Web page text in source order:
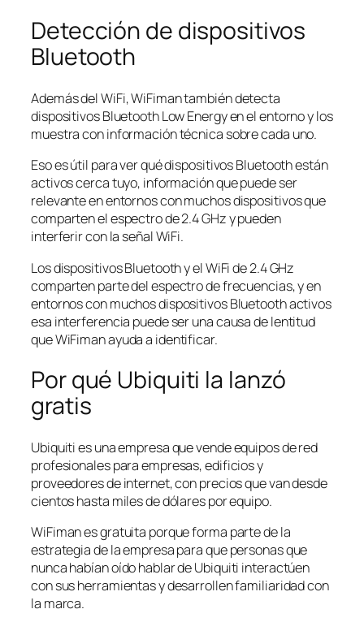
Detección de dispositivos
Bluetooth
Además del WiFi, WiFiman también detecta
dispositivos Bluetooth Low Energy en el entorno y los
muestra con información técnica sobre cada uno.
Eso es útil para ver qué dispositivos Bluetooth están
activos cerca tuyo, información que puede ser
relevante en entornos con muchos dispositivos que
comparten el espectro de 2.4 GHz y pueden
interferir con la señal WiFi.
Los dispositivos Bluetooth y el WiFi de 2.4 GHz
comparten parte del espectro de frecuencias, y en
entornos con muchos dispositivos Bluetooth activos
esa interferencia puede ser una causa de lentitud
que WiFiman ayuda a identificar.
Por qué Ubiquiti la lanzó
gratis
Ubiquiti es una empresa que vende equipos de red
profesionales para empresas, edificios y
proveedores de internet, con precios que van desde
cientos hasta miles de dólares por equipo.
WiFiman es gratuita porque forma parte de la
estrategia de la empresa para que personas que
nunca habían oído hablar de Ubiquiti interactúen
con sus herramientas y desarrollen familiaridad con
la marca.